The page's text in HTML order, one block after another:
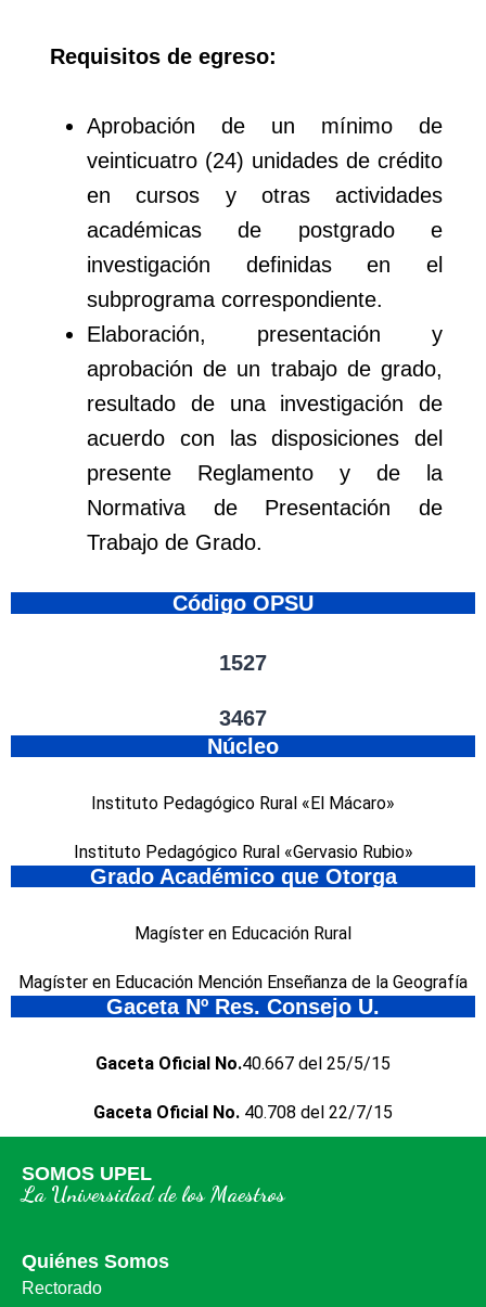
Requisitos de egreso:
Aprobación de un mínimo de
veinticuatro (24) unidades de crédito
en cursos y otras actividades
académicas de postgrado e
investigación definidas en el
subprograma correspondiente.
Elaboración, presentación y
aprobación de un trabajo de grado,
resultado de una investigación de
acuerdo con las disposiciones del
presente Reglamento y de la
Normativa de Presentación de
Trabajo de Grado.
Código OPSU
1527
3467
Núcleo
Instituto Pedagógico Rural «El Mácaro»
Instituto Pedagógico Rural «Gervasio Rubio»
Grado Académico que Otorga
Magíster en Educación Rural
Magíster en Educación Mención Enseñanza de la Geografía
Gaceta Nº Res. Consejo U.
Gaceta Oficial No.40.667 del 25/5/15
Gaceta Oficial No. 40.708 del 22/7/15
SOMOS UPEL
La Universidad de los Maestros
Quiénes Somos
Rectorado